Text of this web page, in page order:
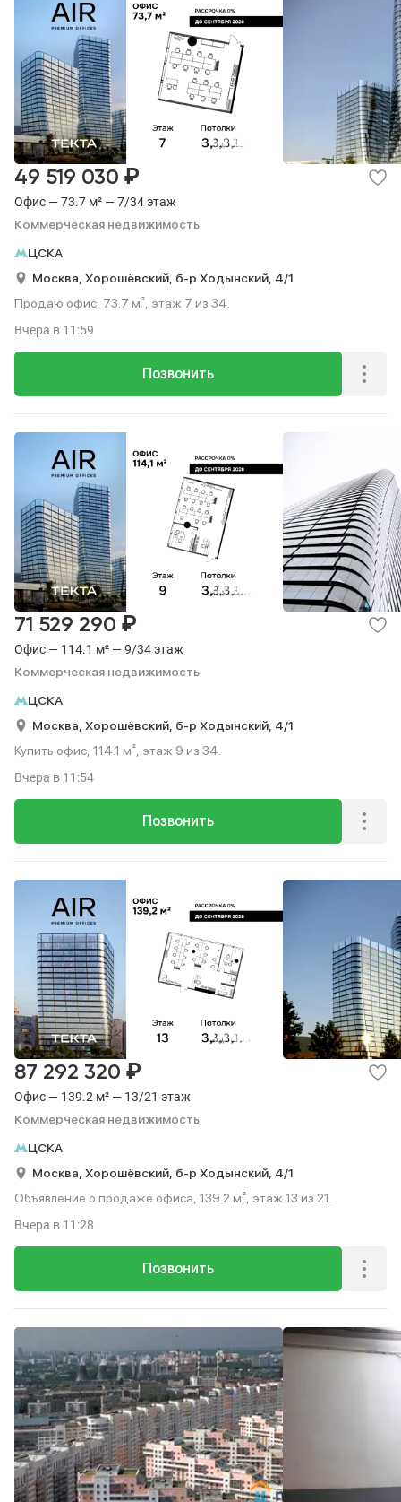
Офис — 73.7 м² — 7/34 этаж
Коммерческая недвижимость
49 519 030 ₽
ЦСКА
Москва, Хорошёвский, б-р Ходынский, 4/1
Продаю офис, 73.7 м², этаж 7 из 34.
Позвонить
Вчера в 11:59
Офис — 114.1 м² — 9/34 этаж
Коммерческая недвижимость
71 529 290 ₽
ЦСКА
Москва, Хорошёвский, б-р Ходынский, 4/1
Купить офис, 114.1 м², этаж 9 из 34.
Позвонить
Вчера в 11:54
Офис — 139.2 м² — 13/21 этаж
Коммерческая недвижимость
87 292 320 ₽
ЦСКА
Москва, Хорошёвский, б-р Ходынский, 4/1
Объявление о продаже офиса, 139.2 м², этаж 13 из 21.
Позвонить
Вчера в 11:28